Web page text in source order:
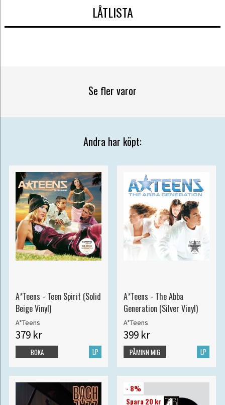
LÅTLISTA
Se fler varor
Andra har köpt:
A*Teens - Teen Spirit (Solid
Beige Vinyl)
A*Teens
379 kr
LP
BOKA
A*Teens - The Abba
Generation (Silver Vinyl)
A*Teens
399 kr
LP
PÅMINN MIG
- 8%
Spara 20 kr